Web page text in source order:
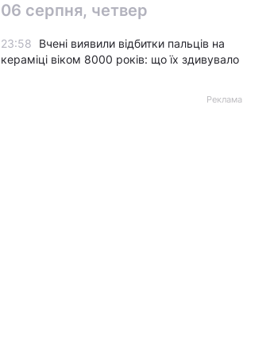
06 серпня, четвер
23:58
Вчені виявили відбитки пальців на
кераміці віком 8000 років: що їх здивувало
Реклама